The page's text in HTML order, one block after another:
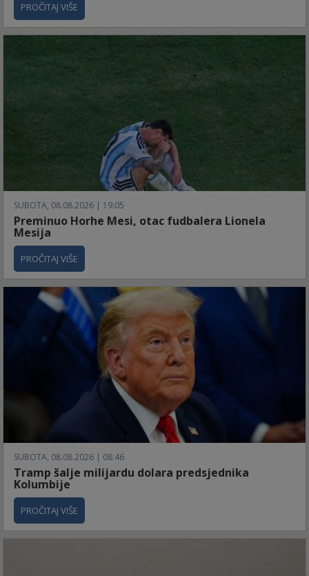
PROČITAJ VIŠE
SUBOTA, 08.08.2026 | 19:05
Preminuo Horhe Mesi, otac fudbalera Lionela
Mesija
PROČITAJ VIŠE
SUBOTA, 08.08.2026 | 08:46
Tramp šalje milijardu dolara predsjednika
Kolumbije
PROČITAJ VIŠE